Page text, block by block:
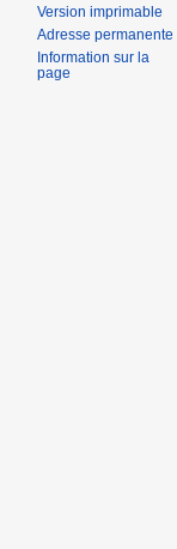
Version imprimable
Adresse permanente
Information sur la
page